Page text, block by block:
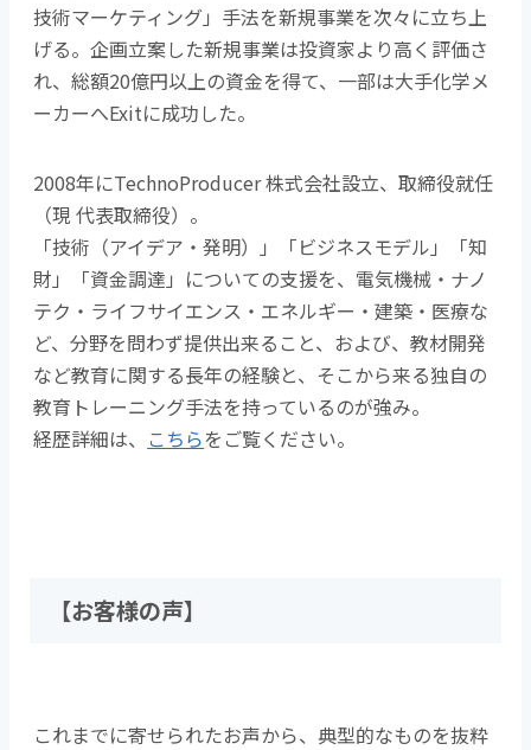
技術マーケティング」手法を新規事業を次々に立ち上
げる。企画立案した新規事業は投資家より高く評価さ
れ、総額20億円以上の資金を得て、一部は大手化学メ
ーカーへExitに成功した。
2008年にTechnoProducer 株式会社設立、取締役就任
（現 代表取締役）。
「技術（アイデア・発明）」「ビジネスモデル」「知
財」「資金調達」についての支援を、電気機械・ナノ
テク・ライフサイエンス・エネルギー・建築・医療な
ど、分野を問わず提供出来ること、および、教材開発
など教育に関する長年の経験と、そこから来る独自の
教育トレーニング手法を持っているのが強み。
経歴詳細は、 こちらをご覧ください。
【お客様の声】
これまでに寄せられたお声から、典型的なものを抜粋